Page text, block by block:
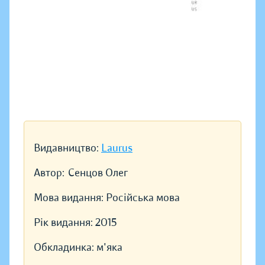
Видавництво: Laurus
Автор: Сенцов Олег
Мова видання: Російська мова
Рік видання: 2015
Обкладинка: м'яка